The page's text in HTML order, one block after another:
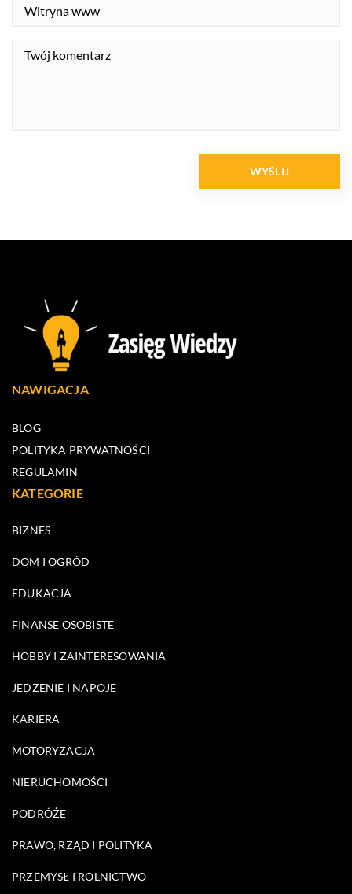
NAWIGACJA
BLOG
POLITYKA PRYWATNOŚCI
REGULAMIN
KATEGORIE
BIZNES
DOM I OGRÓD
EDUKACJA
FINANSE OSOBISTE
HOBBY I ZAINTERESOWANIA
JEDZENIE I NAPOJE
KARIERA
MOTORYZACJA
NIERUCHOMOŚCI
PODRÓŻE
PRAWO, RZĄD I POLITYKA
PRZEMYSŁ I ROLNICTWO